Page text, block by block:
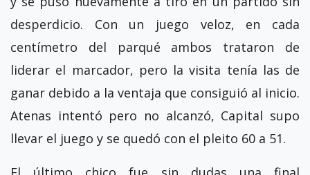
desperdicio. Con un juego veloz, en cada
centímetro del parqué ambos trataron de
liderar el marcador, pero la visita tenía las de
ganar debido a la ventaja que consiguió al inicio.
Atenas intentó pero no alcanzó, Capital supo
llevar el juego y se quedó con el pleito 60 a 51.